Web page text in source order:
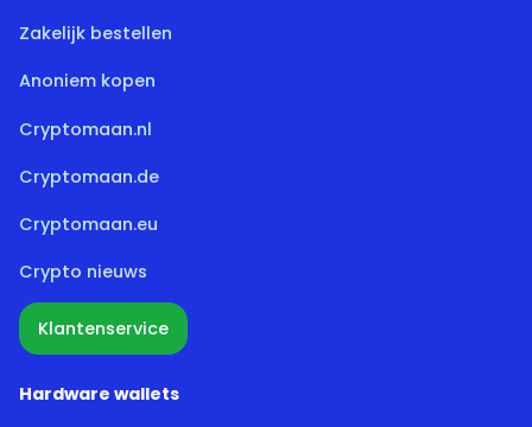
Zakelijk bestellen
Anoniem kopen
Cryptomaan.nl
Cryptomaan.de
Cryptomaan.eu
Crypto nieuws
Klantenservice
Hardware wallets